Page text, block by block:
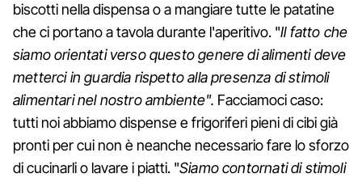
biscotti nella dispensa o a mangiare tutte le patatine
che ci portano a tavola durante l'aperitivo. "Il fatto che
siamo orientati verso questo genere di alimenti deve
metterci in guardia rispetto alla presenza di stimoli
alimentari nel nostro ambiente". Facciamoci caso:
tutti noi abbiamo dispense e frigoriferi pieni di cibi già
pronti per cui non è neanche necessario fare lo sforzo
di cucinarli o lavare i piatti. "Siamo contornati di stimoli